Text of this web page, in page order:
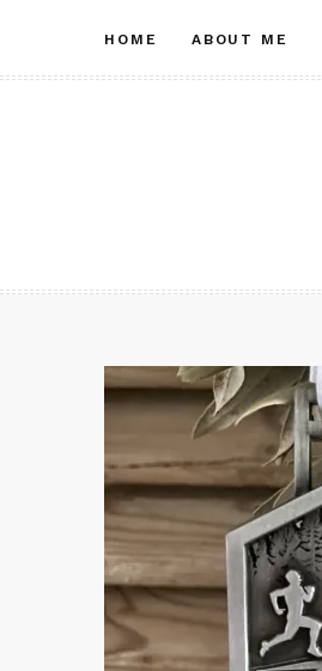
content
HOME ABOUT ME